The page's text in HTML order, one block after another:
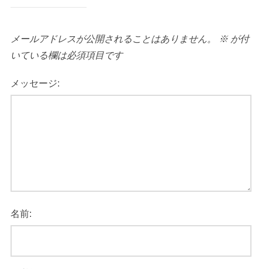
メールアドレスが公開されることはありません。 ※が付
いている欄は必須項目です
メッセージ:
名前: